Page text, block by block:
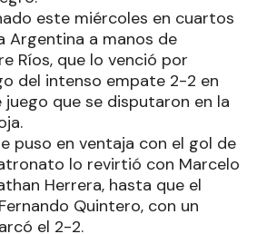
este miércoles en cuartos
Argentina a manos de
Ríos, que lo venció por
del intenso empate 2-2 en
que se disputaron en la
puso en ventaja con el gol de
lo revirtió con Marcelo
Herrera, hasta que el
Quintero, con un
el 2-2.